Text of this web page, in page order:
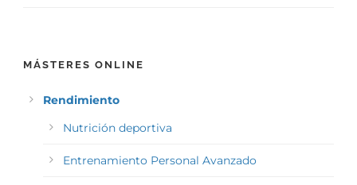
MÁSTERES ONLINE
Rendimiento
Nutrición deportiva
Entrenamiento Personal Avanzado